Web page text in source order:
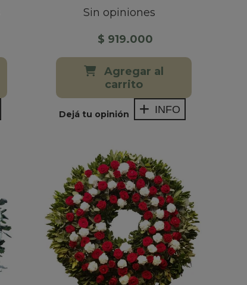
Sin opiniones
$ 919.000
Agregar al
carrito
Dejá tu opinión INFO